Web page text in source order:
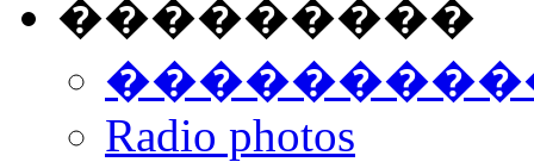
���������
Radio photos